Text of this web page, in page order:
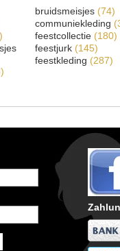
bruidsmeisjes (74)
communiekleding
feestcollectie (180)
feestjurk (145)
feestkleding (287)